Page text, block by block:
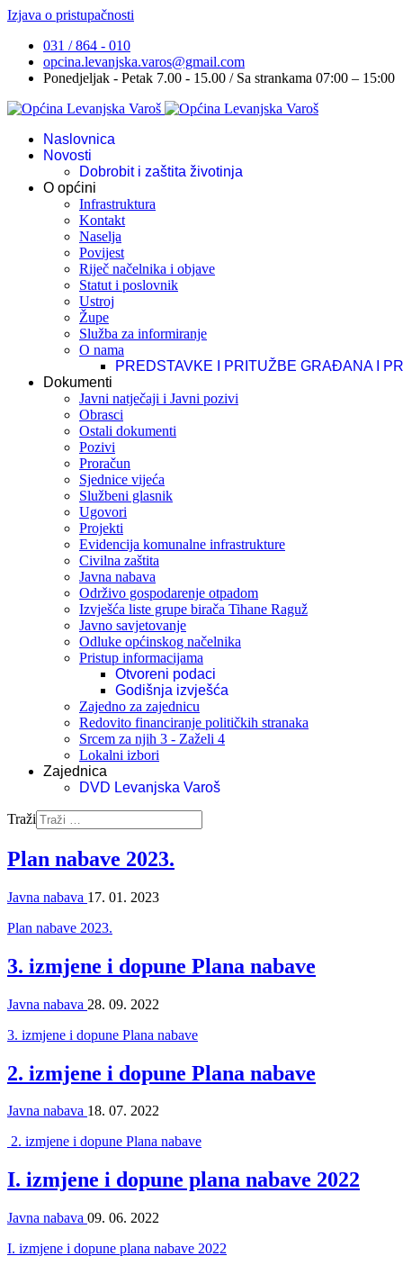
Izjava o pristupačnosti
031 / 864 - 010
opcina.levanjska.varos@gmail.com
Ponedjeljak - Petak 7.00 - 15.00 / Sa strankama 07:00 – 15:00
Naslovnica
Novosti
Dobrobit i zaštita životinja
O općini
Infrastruktura
Kontakt
Naselja
Povijest
Riječ načelnika i objave
Statut i poslovnik
Ustroj
Župe
Služba za informiranje
O nama
PREDSTAVKE I PRITUŽBE GRAĐANA I
Dokumenti
Javni natječaji i Javni pozivi
Obrasci
Ostali dokumenti
Pozivi
Proračun
Sjednice vijeća
Službeni glasnik
Ugovori
Projekti
Evidencija komunalne infrastrukture
Civilna zaštita
Javna nabava
Održivo gospodarenje otpadom
Izvješća liste grupe birača Tihane Raguž
Javno savjetovanje
Odluke općinskog načelnika
Pristup informacijama
Otvoreni podaci
Godišnja izvješća
Zajedno za zajednicu
Redovito financiranje političkih stranaka
Srcem za njih 3 - Zaželi 4
Lokalni izbori
Zajednica
DVD Levanjska Varoš
Traži
Plan nabave 2023.
Javna nabava 17. 01. 2023
Plan nabave 2023.
3. izmjene i dopune Plana nabave
Javna nabava 28. 09. 2022
3. izmjene i dopune Plana nabave
2. izmjene i dopune Plana nabave
Javna nabava 18. 07. 2022
2. izmjene i dopune Plana nabave
I. izmjene i dopune plana nabave 2022
Javna nabava 09. 06. 2022
I. izmjene i dopune plana nabave 2022